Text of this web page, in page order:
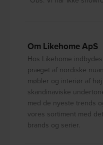
Om Likehome ApS
Hos Likehome
præget af nordiske
møbler og interiør af
skandinaviske
med de nyeste trends
vores sortiment med
brands og serier.